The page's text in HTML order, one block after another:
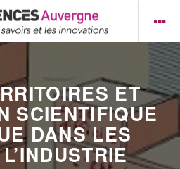
ET
SCIENTIFIQUE
DANS LES